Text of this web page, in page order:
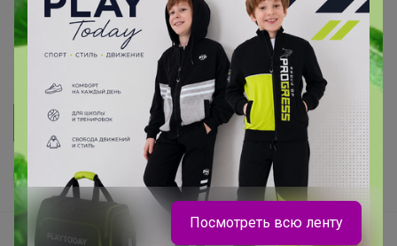
Ваш регион Красноярск?
Пульс нашего маркетплейса
Укорачиватель ссылок
Посмотреть всю ленту
Продолжая использовать этот сайт и нажимая кнопку